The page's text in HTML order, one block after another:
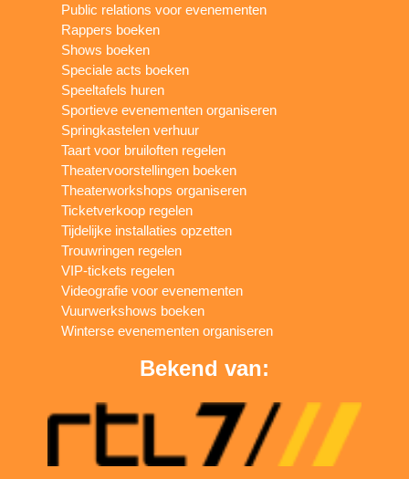
Public relations voor evenementen
Rappers boeken
Shows boeken
Speciale acts boeken
Speeltafels huren
Sportieve evenementen organiseren
Springkastelen verhuur
Taart voor bruiloften regelen
Theatervoorstellingen boeken
Theaterworkshops organiseren
Ticketverkoop regelen
Tijdelijke installaties opzetten
Trouwringen regelen
VIP-tickets regelen
Videografie voor evenementen
Vuurwerkshows boeken
Winterse evenementen organiseren
Bekend van: